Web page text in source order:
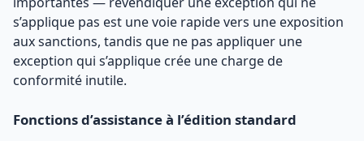
s’applique pas est une voie rapide vers une exposition
aux sanctions, tandis que ne pas appliquer une
exception qui s’applique crée une charge de
conformité inutile.
Fonctions d’assistance à l’édition standard